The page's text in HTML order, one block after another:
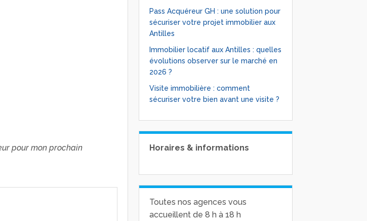
pour mon prochain
Pass Acquéreur GH : une solution pour
sécuriser votre projet immobilier aux
Antilles
Immobilier locatif aux Antilles : quelles
évolutions observer sur le marché en
2026 ?
Visite immobilière : comment
sécuriser votre bien avant une visite ?
Horaires & informations
Toutes nos agences vous
accueillent de 8 h à 18 h